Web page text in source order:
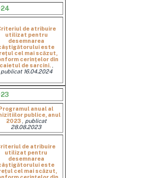
de atribuire
utilizat pentru
desemnarea
este
cel mai scăzut,
cerințelor din
caietul de sarcini.
publicat 16.04.2024
anual al
publice, anul
2023
publicat
28.08.2023
de atribuire
utilizat pentru
desemnarea
este
cel mai scăzut,